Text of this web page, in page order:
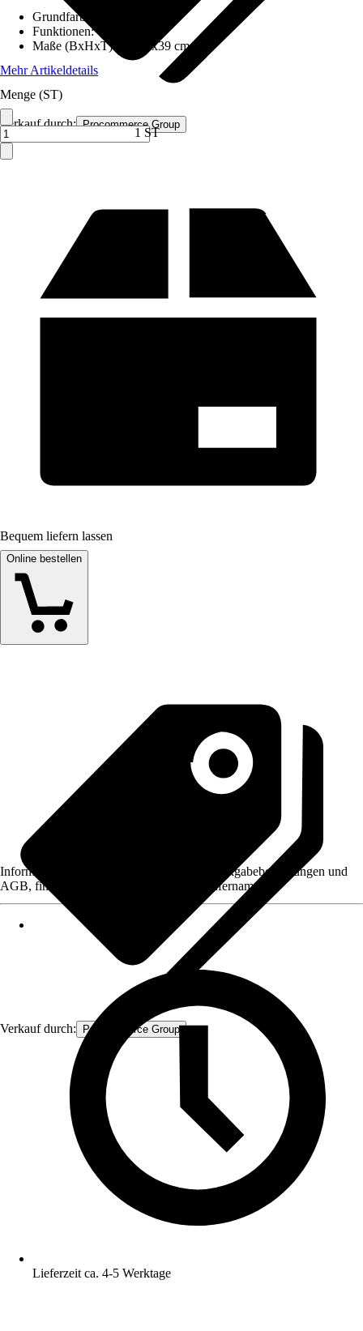
Verkauf durch: Procommerce Group
Grundfarbe
Funktionen:-
Maße (BxHxT)
46x39x39 cm
Mehr Artikeldetails
Menge (ST)
1 ST
Bequem liefern lassen
Online bestellen
Verkauf durch: Procommerce Group
Informationen des Verkäufers, wie z. B. Rückgabebedingungen und
AGB, finden Sie bei Klick auf den Verkäufernamen.
Lieferzeit ca. 4-5 Werktage